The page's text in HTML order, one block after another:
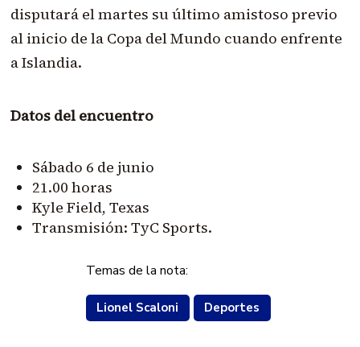
disputará el martes su último amistoso previo
al inicio de la Copa del Mundo cuando enfrente
a Islandia.
Datos del encuentro
Sábado 6 de junio
21.00 horas
Kyle Field, Texas
Transmisión: TyC Sports.
Temas de la nota:
Lionel Scaloni Deportes